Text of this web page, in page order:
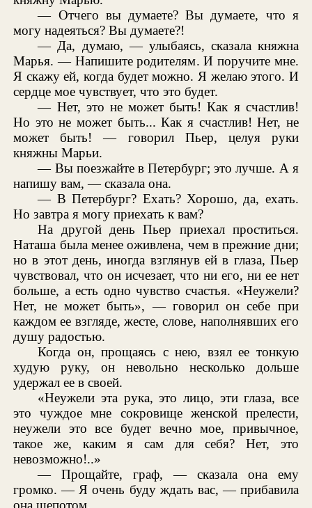
— Отчего вы думаете? Вы думаете, что я
могу надеяться? Вы думаете?!
— Да, думаю, — улыбаясь, сказала княжна
Марья. — Напишите родителям. И поручите мне.
Я скажу ей, когда будет можно. Я желаю этого. И
сердце мое чувствует, что это будет.
— Нет, это не может быть! Как я счастлив!
Но это не может быть... Как я счастлив! Нет, не
может быть! — говорил Пьер, целуя руки
княжны Марьи.
— Вы поезжайте в Петербург; это лучше. А я
напишу вам, — сказала она.
— В Петербург? Ехать? Хорошо, да, ехать.
Но завтра я могу приехать к вам?
На другой день Пьер приехал проститься.
Наташа была менее оживлена, чем в прежние дни;
но в этот день, иногда взглянув ей в глаза, Пьер
чувствовал, что он исчезает, что ни его, ни ее нет
больше, а есть одно чувство счастья. «Неужели?
Нет, не может быть», — говорил он себе при
каждом ее взгляде, жесте, слове, наполнявших его
душу радостью.
Когда он, прощаясь с нею, взял ее тонкую
худую руку, он невольно несколько дольше
удержал ее в своей.
«Неужели эта рука, это лицо, эти глаза, все
это чуждое мне сокровище женской прелести,
неужели это все будет вечно мое, привычное,
такое же, каким я сам для себя? Нет, это
невозможно!..»
— Прощайте, граф, — сказала она ему
громко. — Я очень буду ждать вас, — прибавила
она шепотом.